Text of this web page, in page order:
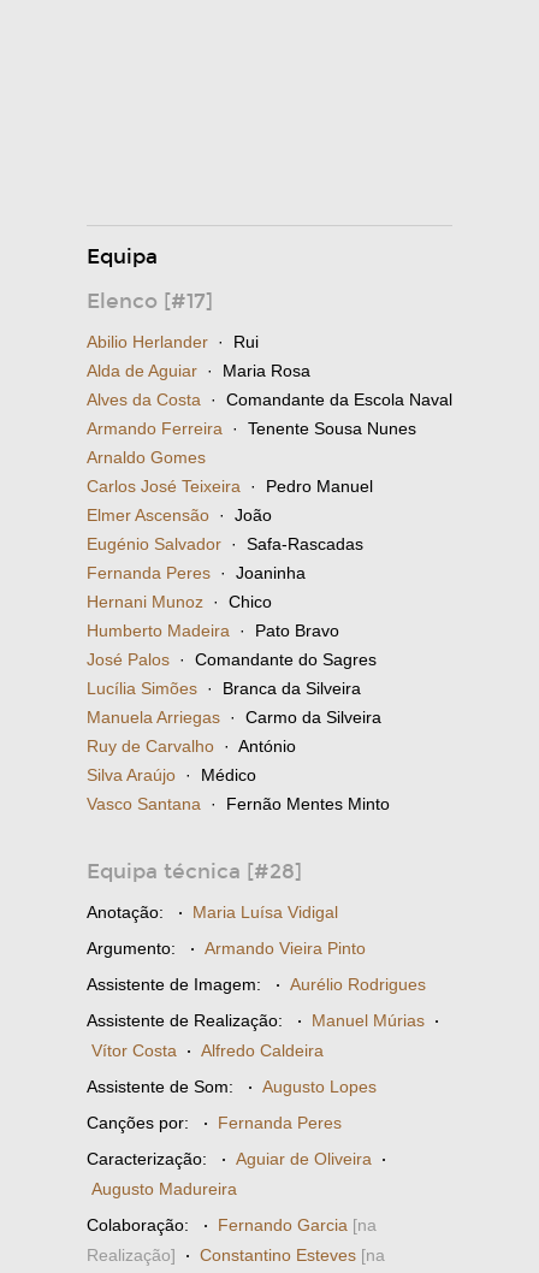
Equipa
Elenco [#17]
Abilio Herlander · Rui
Alda de Aguiar · Maria Rosa
Alves da Costa · Comandante da Escola Naval
Armando Ferreira · Tenente Sousa Nunes
Arnaldo Gomes
Carlos José Teixeira · Pedro Manuel
Elmer Ascensão · João
Eugénio Salvador · Safa-Rascadas
Fernanda Peres · Joaninha
Hernani Munoz · Chico
Humberto Madeira · Pato Bravo
José Palos · Comandante do Sagres
Lucília Simões · Branca da Silveira
Manuela Arriegas · Carmo da Silveira
Ruy de Carvalho · António
Silva Araújo · Médico
Vasco Santana · Fernão Mentes Minto
Equipa técnica [#28]
Anotação: · Maria Luísa Vidigal
Argumento: · Armando Vieira Pinto
Assistente de Imagem: · Aurélio Rodrigues
Assistente de Realização: · Manuel Múrias ·
Vítor Costa · Alfredo Caldeira
Assistente de Som: · Augusto Lopes
Canções por: · Fernanda Peres
Caracterização: · Aguiar de Oliveira ·
Augusto Madureira
Colaboração: · Fernando Garcia [na
Realização] · Constantino Esteves [na